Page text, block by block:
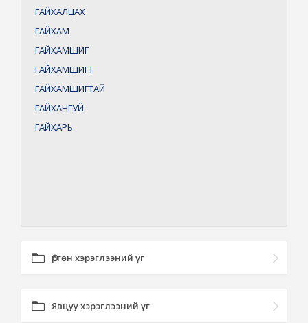
ГАЙХАЛЦАХ
ГАЙХАМ
ГАЙХАМШИГ
ГАЙХАМШИГТ
ГАЙХАМШИГТАЙ
ГАЙХАНГУЙ
ГАЙХАРЬ
Өргөн хэрэглээний үг
Явцуу хэрэглээний үг